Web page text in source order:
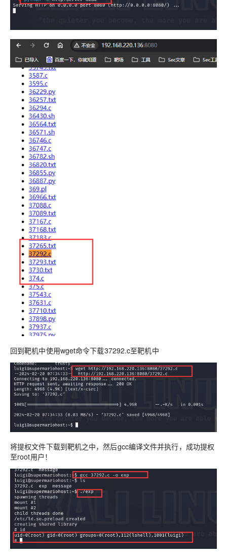
回到靶机中使用wget命令下载37292.c至靶机中
将提权文件下载到靶机之中，然后gcc编译文件并执行，成功提权
至root用户！